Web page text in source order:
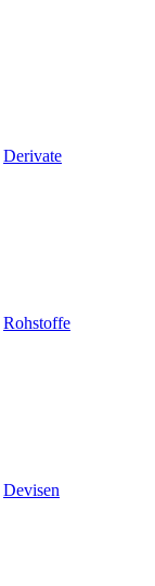
Derivate
Rohstoffe
Devisen